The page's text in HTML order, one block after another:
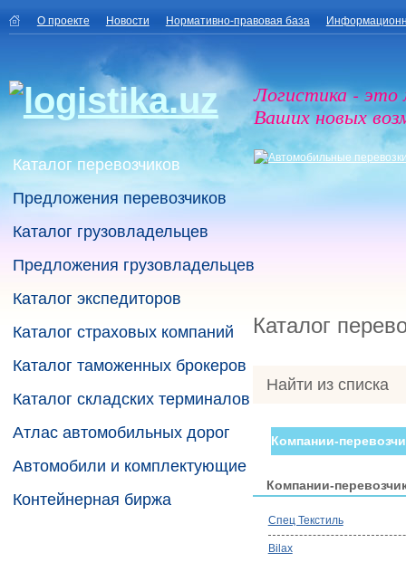
О проекте Новости Нормативно-правовая база
Логистика - это
Ваших новых
Каталог перевозчиков
Предложения перевозчиков
Каталог грузовладельцев
Предложения грузовладельцев
Каталог экспедиторов
Каталог страховых компаний
Каталог таможенных брокеров
Каталог складских терминалов
Атлас автомобильных дорог
Автомобили и комплектующие
Контейнерная биржа
Каталог
Найти из списка
Компании-
Компании-
Спец Текстиль
Bilax